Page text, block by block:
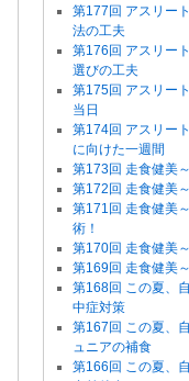
第177回 アスリー
法の工夫
第176回 アスリー
選びの工夫
第175回 アスリー
当日
第174回 アスリー
に向けた一週間
第173回 走食健美
第172回 走食健美
第171回 走食健美
術！
第170回 走食健美
第169回 走食健美
第168回 この夏、
中症対策
第167回 この夏、
ュニアの補食
第166回 この夏、